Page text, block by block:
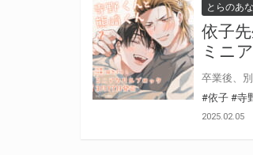
とらのあ
依子
ミニ
#依子 #寺
2025.02.05